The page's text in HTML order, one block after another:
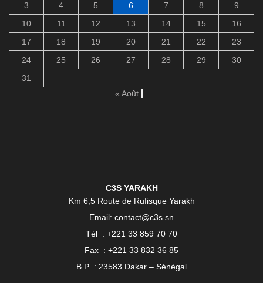
3
4 5 6 7 8
9
10
11 12 13 14 15
16
17
18 19 20 21 22
23
24
25 26 27 28 29
30
31
« Août
C3S YARAKH
Km 6,5 Route de Rufisque Yarakh
Email: contact@c3s.sn
Tél : +221 33 859 70 70
Fax : +221 33 832 36 85
B.P : 23583 Dakar – Sénégal